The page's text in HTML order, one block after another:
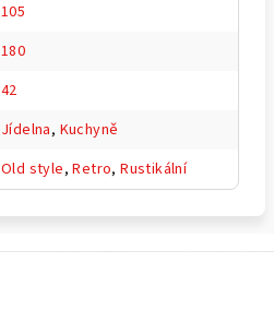
105
180
42
Jídelna, Kuchyně
Old style,Retro,Rustikální